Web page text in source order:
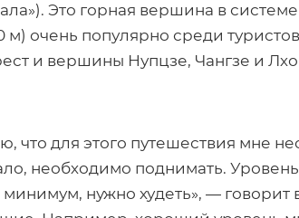
Это горная вершина в
м) очень популярно среди
и вершины Нупцзе, Чангзе и
что для этого путешествия мне
необходимо поднимать.
нужно худеть», — говорит